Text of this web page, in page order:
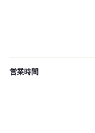
営業時間